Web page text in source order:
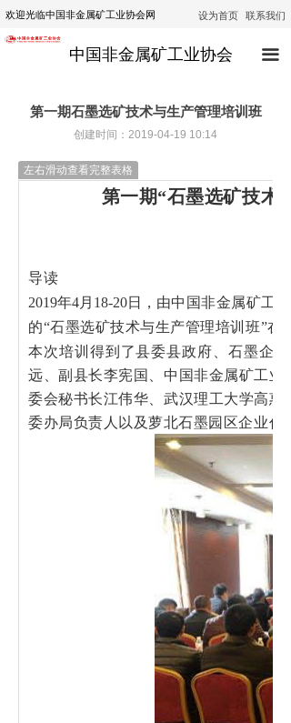
中国非金属矿工业协会
欢迎光临中国非金属矿工业协会网 设为首页 联系我们
끀
首页
行业动态
技术咨询
经济运行
政策法规
公示
第一期石墨选矿技术与生产管理培训班
左右滑动查看完整表格
第一期“石墨选矿技术
导读
2019年4月18-20日，由中国非金属矿工
的“石墨选矿技术与生产管理培训班”在
本次培训得到了县委县政府、石墨企
远、副县长李宪国、中国非金属矿工
委会秘书长江伟华、武汉理工大学高
委办局负责人以及萝北石墨园区企业
创建时间： 2019-04-19 10:14